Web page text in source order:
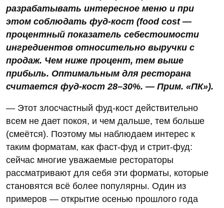
разрабатывать интересное меню и при
этом соблюдать фуд-кост (food cost —
процентный показатель себестоимости
ингредиентов относительно выручки с
продаж. Чем ниже процент, тем выше
прибыль. Оптимальным для ресторана
считается фуд-кост 28–30%. — Прим. «ПК»).
— Этот злосчастный фуд-кост действительно
всем не дает покоя, и чем дальше, тем больше
(смеётся). Поэтому мы наблюдаем интерес к
таким форматам, как фаст-фуд и стрит-фуд:
сейчас многие уважаемые рестораторы
рассматривают для себя эти форматы, которые
становятся всё более популярны. Один из
примеров — открытие осенью прошлого года